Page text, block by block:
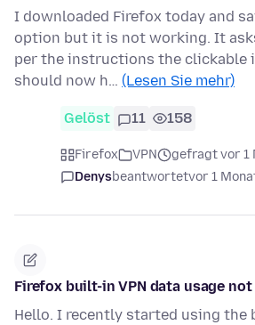
I downloaded Firefox today and
option but it is not working. It
per the instructions the clickable
should now h… (Lesen Sie mehr)
Gelöst 11 158
Firefox VPN
gefragt vor 1
Denysbeantwortetvor 1
Firefox built-in VPN data usage
Hello. I recently started using the